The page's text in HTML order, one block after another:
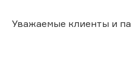
Уважаемые клиенты и